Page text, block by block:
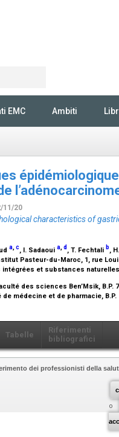
EMC Ambiti
11/20
characteristics of
a,c, I. Sadaoui a,d , T. Fechtali b,
Pasteur-du-Maroc, 1, rue
et substances
des sciences Ben’Msik, B.P.
médecine et de pharmacie, B.P.
Tabelle
Riferimenti
bibliografici
o
dei professionisti della